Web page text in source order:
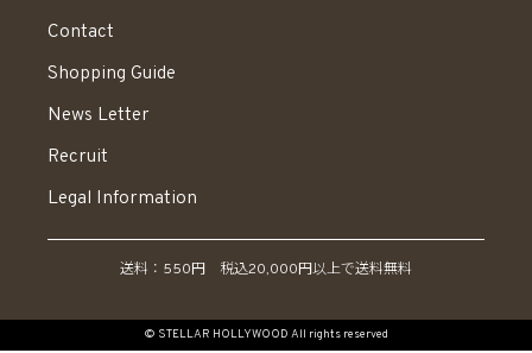
Contact
Shopping Guide
News Letter
Recruit
Legal Information
送料：550円 税込20,000円以上で送料無料
© STELLAR HOLLYWOOD All rights reserved